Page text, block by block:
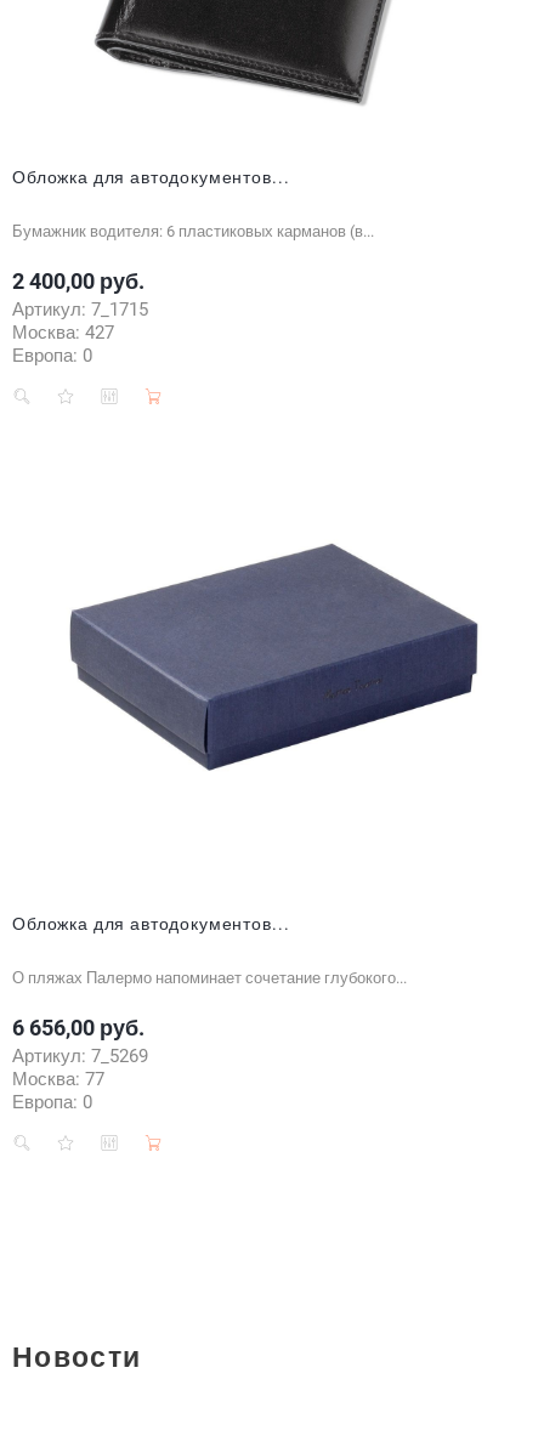
Обложка для автодокументов...
Бумажник водителя: 6 пластиковых карманов (в...
Цена
2 400,00 руб.
Артикул: 7_1715
Москва: 427
Европа: 0
Обложка для автодокументов...
О пляжах Палермо напоминает сочетание глубокого...
Цена
6 656,00 руб.
Артикул: 7_5269
Москва: 77
Европа: 0
Новости